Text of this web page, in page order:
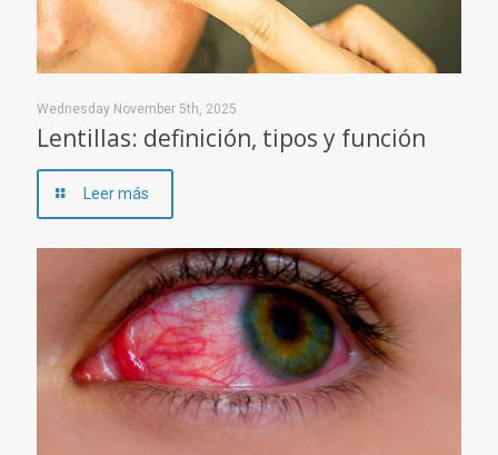
Wednesday November 5th, 2025
Lentillas: definición, tipos y función
Leer más